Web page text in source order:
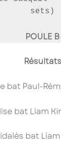
sets)
POULE B
Résultats
bat Paul-
bat Liam
bat